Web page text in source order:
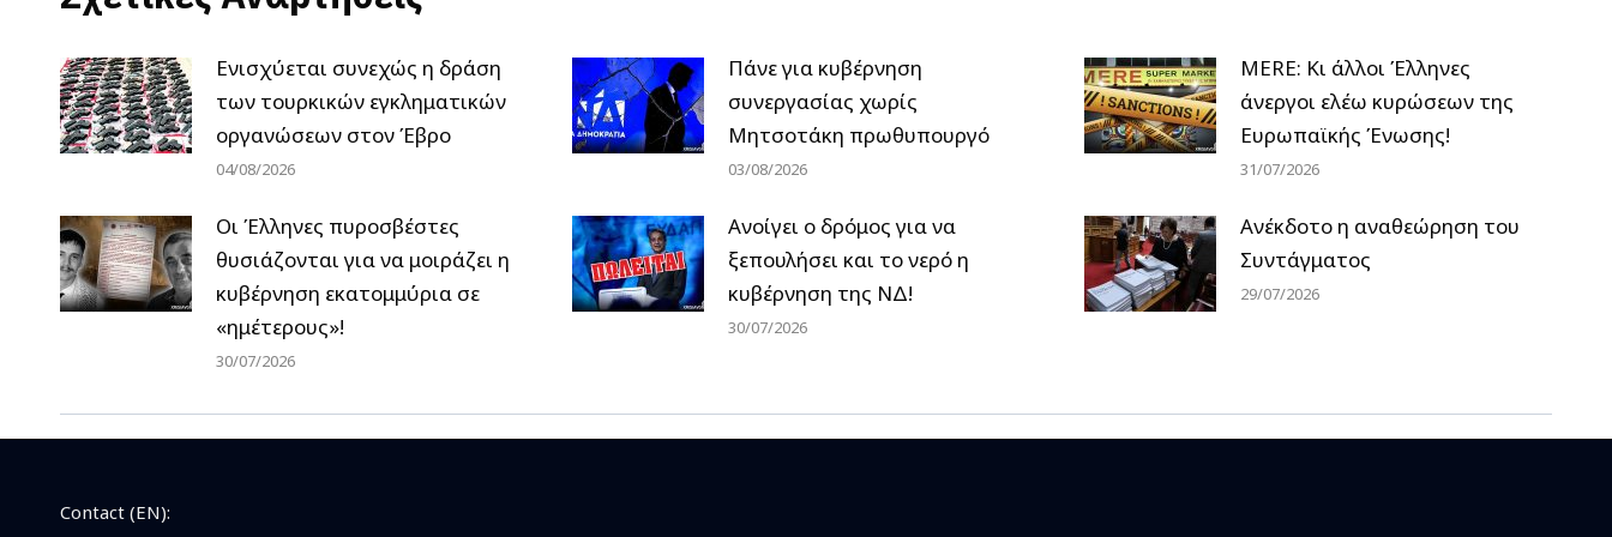
Ενισχύεται συνεχώς η δράση
των τουρκικών εγκληματικών
οργανώσεων στον Έβρο
04/08/2026
Πάνε για κυβέρνηση
συνεργασίας χωρίς
Μητσοτάκη πρωθυπουργό
03/08/2026
MERE: Κι άλλοι Έλληνες
άνεργοι ελέω κυρώσεων της
Ευρωπαϊκής Ένωσης!
31/07/2026
Οι Έλληνες πυροσβέστες
θυσιάζονται για να μοιράζει η
κυβέρνηση εκατομμύρια σε
«ημέτερους»!
30/07/2026
Ανοίγει ο δρόμος για να
ξεπουλήσει και το νερό η
κυβέρνηση της ΝΔ!
30/07/2026
Ανέκδοτο η αναθεώρηση του
Συντάγματος
29/07/2026
Contact (EN):